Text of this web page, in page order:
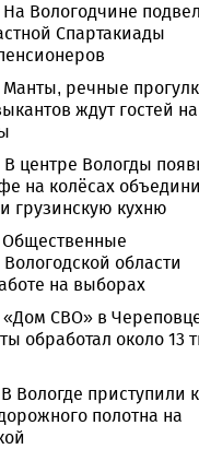
На Вологодчине
Спартакиады
Манты, речные
ждут гостей
В центре Вологды
на колёсах
грузинскую кухню
Общественные
области
на выборах
«Дом СВО» в
обработал около 13
В Вологде приступили к
полотна на